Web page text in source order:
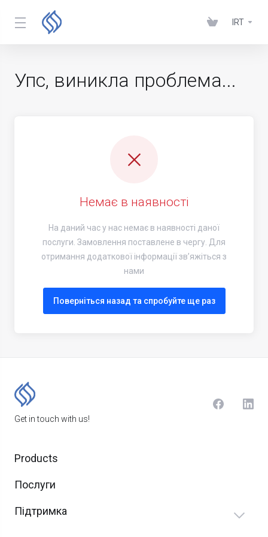
IRT
Упс, виникла проблема...
Немає в наявності
На даний час у нас немає в наявності даної
послуги. Замовлення поставлене в чергу. Для
отримання додаткової інформації зв’яжіться з
нами
Поверніться назад та спробуйте ще раз
Get in touch with us!
Products
Послуги
Підтримка